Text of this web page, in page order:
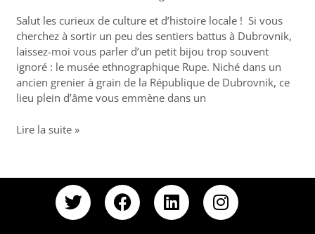
Salut les curieux de culture et d’histoire locale ! Si vous
cherchez à sortir un peu des sentiers battus à Dubrovnik,
laissez-moi vous parler d’un petit bijou trop souvent
ignoré : le musée ethnographique Rupe. Niché dans un
ancien grenier à grain de la République de Dubrovnik, ce
lieu plein d’âme vous emmène dans un
Lire la suite »
T
w
i
F
a
c
L
i
n
I
n
s